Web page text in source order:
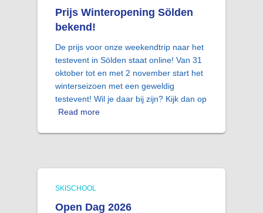
Prijs Winteropening Sölden
bekend!
De prijs voor onze weekendtrip naar het
testevent in Sölden staat online! Van 31
oktober tot en met 2 november start het
winterseizoen met een geweldig
testevent! Wil je daar bij zijn? Kijk dan op
Read more
SKISCHOOL
Open Dag 2026